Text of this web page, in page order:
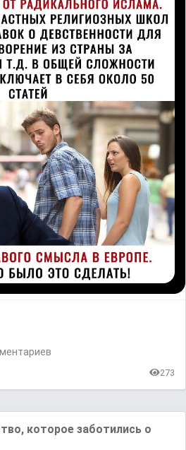
273
которое заботились о